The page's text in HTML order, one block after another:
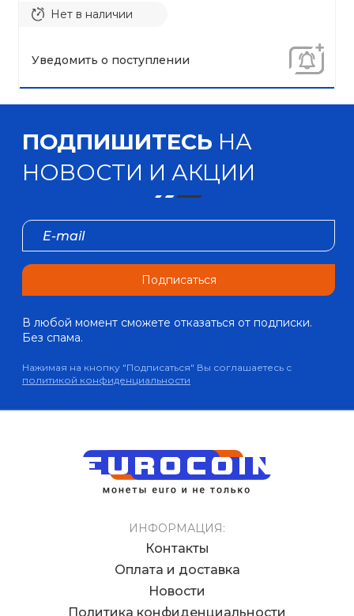
Нет в наличии
Уведомить о поступлении
ПОДПИШИТЕСЬ НА
НОВОСТИ И АКЦИИ
Подписаться
В любой момент сможете отказаться от подписки.
Без спама.
Нажимая на кнопку "Подписаться" Вы соглашаетесь с
политикой конфиденциальности
ИНФОРМАЦИЯ:
Контакты
Оплата и доставка
Новости
Политика конфиденциальности